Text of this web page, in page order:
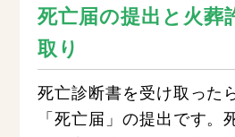
死亡届の提出と火葬
取り
死亡診断書を受け取った
「死亡届」の提出です。